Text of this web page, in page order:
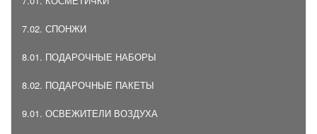
7.02. СПОНЖИ
8.01. ПОДАРОЧНЫЕ НАБОРЫ
8.02. ПОДАРОЧНЫЕ ПАКЕТЫ
9.01. ОСВЕЖИТЕЛИ ВОЗДУХА